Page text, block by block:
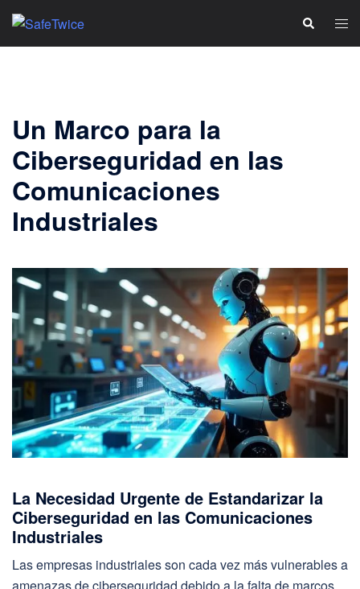
Skip
content
Search
Un Marco para la
Ciberseguridad en las
Comunicaciones
Industriales
La Necesidad Urgente de Estandarizar la
Ciberseguridad en las Comunicaciones
Industriales
Las empresas industriales son cada vez más vulnerables a
amenazas de ciberseguridad debido a la falta de marcos